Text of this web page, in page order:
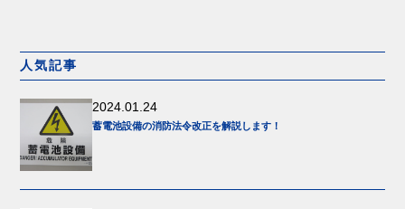
人気記事
2024.01.24
蓄電池設備の消防法令改正を解説します！